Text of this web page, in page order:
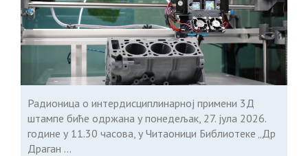
Радионица о интердисциплинарној примени 3Д
штампе биће одржана у понедељак, 27. јула 2026.
године у 11.30 часова, у Читаоници Библиотеке „Др
Драган ...